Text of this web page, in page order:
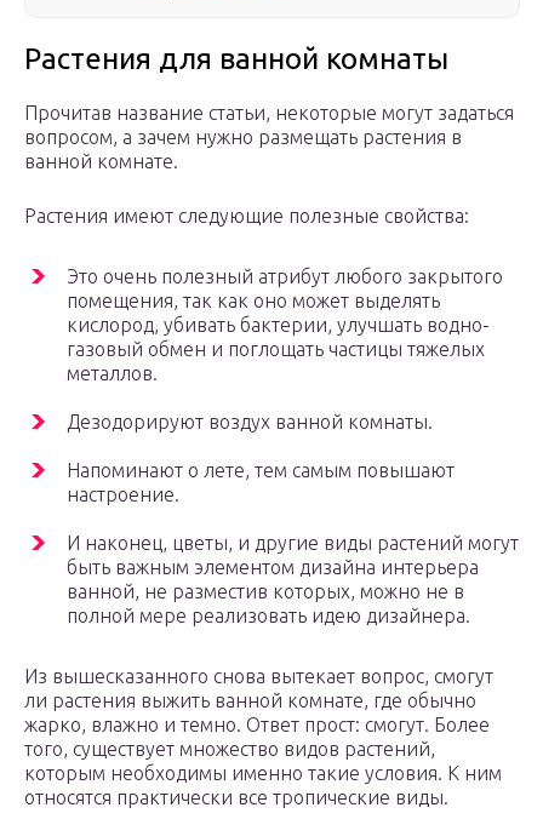
Растения для ванной комнаты
Прочитав название статьи, некоторые могут задаться
вопросом, а зачем нужно размещать растения в
ванной комнате.
Растения имеют следующие полезные свойства:
Это очень полезный атрибут любого закрытого
помещения, так как оно может выделять
кислород, убивать бактерии, улучшать водно-
газовый обмен и поглощать частицы тяжелых
металлов.
Дезодорируют воздух ванной комнаты.
Напоминают о лете, тем самым повышают
настроение.
И наконец, цветы, и другие виды растений могут
быть важным элементом дизайна интерьера
ванной, не разместив которых, можно не в
полной мере реализовать идею дизайнера.
Из вышесказанного снова вытекает вопрос, смогут
ли растения выжить ванной комнате, где обычно
жарко, влажно и темно. Ответ прост: смогут. Более
того, существует множество видов растений,
которым необходимы именно такие условия. К ним
относятся практически все тропические виды.